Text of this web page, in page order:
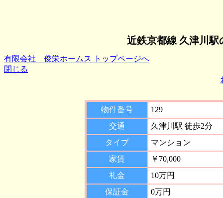
近鉄京都線 久津川
有限会社 俊栄ホームス トップページへ
閉じる
物件番号
129
交通
久津川駅 徒歩2分
タイプ
マンション
家賃
￥70,000
礼金
10万円
保証金
0万円